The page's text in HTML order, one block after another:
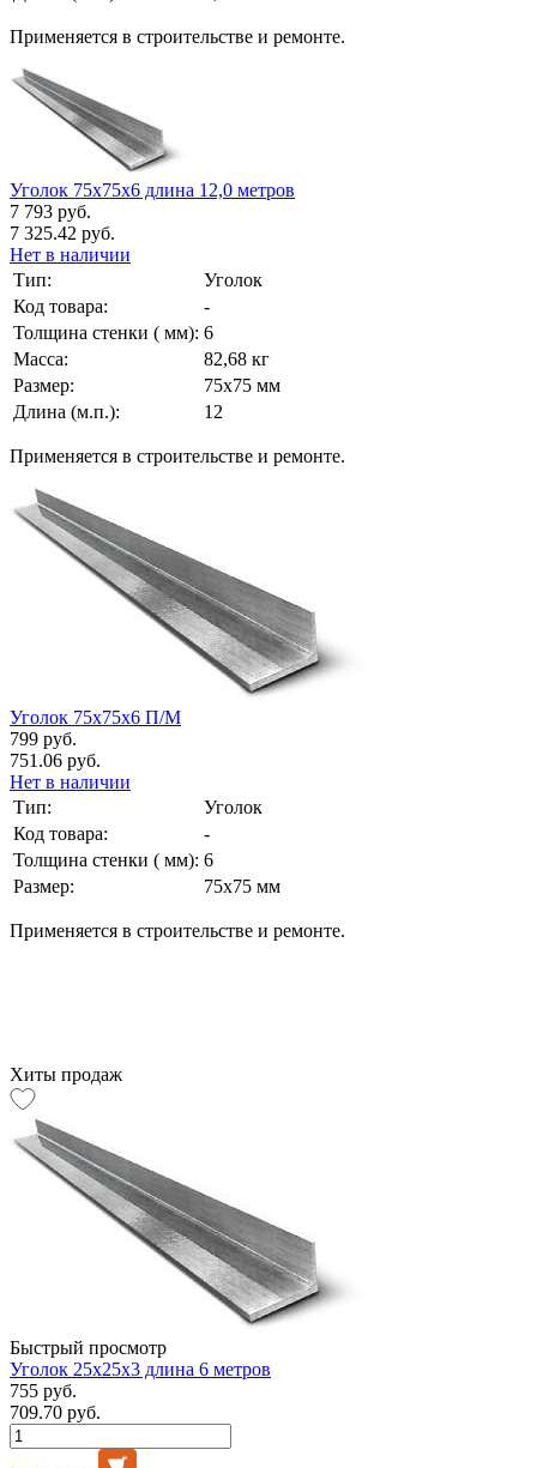
Применяется в строительстве и ремонте.
Уголок 75х75х6 длина 12,0 метров
7 793 руб.
7 325.42 руб.
Нет в наличии
Тип:
Уголок
Код товара:
-
Толщина стенки ( мм): 6
Масса:
82,68 кг
Размер:
75х75 мм
Длина (м.п.):
12
Применяется в строительстве и ремонте.
Уголок 75х75х6 П/М
799 руб.
751.06 руб.
Нет в наличии
Тип:
Уголок
Код товара:
-
Толщина стенки ( мм): 6
Размер:
75х75 мм
Применяется в строительстве и ремонте.
Хиты продаж
Быстрый просмотр
Уголок 25х25х3 длина 6 метров
755 руб.
709.70 руб.